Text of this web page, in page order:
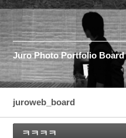
Juro Photo Portfolio Board
juroweb_board
ㅋㅋㅋㅋ